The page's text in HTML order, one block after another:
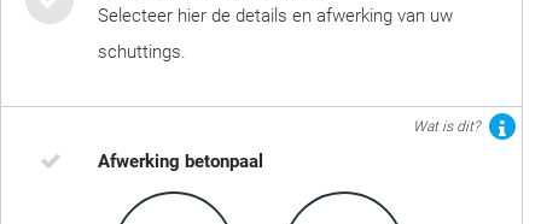
Selecteer hier de details en afwerking van uw
schuttings.
Wat is dit?
Afwerking betonpaal